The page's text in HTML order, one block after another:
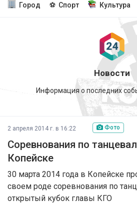
Город ⚽ Спорт Культура
Новости
Информация о последних
2 апреля 2014 г. в 16:22 Фото
Соревнования по
Копейске
30 марта 2014 года в Копейске
своем роде соревнования по
открытый кубок главы КГО